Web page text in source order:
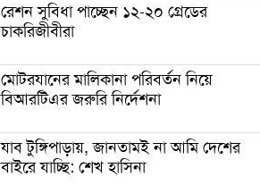
রেশন সুবিধা পাচ্ছেন ১২-২০ গ্রেডের
চাকরিজীবীরা
মোটরযানের মালিকানা পরিবর্তন নিয়ে
বিআরটিএর জরুরি নির্দেশনা
যাব টুঙ্গিপাড়ায়, জানতামই না আমি দেশের
বাইরে যাচ্ছি: শেখ হাসিনা